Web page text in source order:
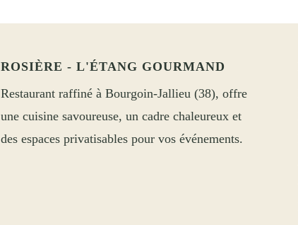
ROSIÈRE - L'ÉTANG GOURMAND
Restaurant raffiné à Bourgoin-Jallieu (38), offre
une cuisine savoureuse, un cadre chaleureux et
des espaces privatisables pour vos événements.